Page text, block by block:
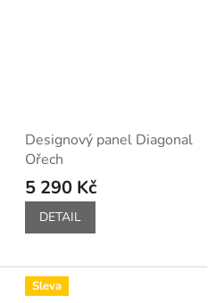
Designový panel Diagonal
Ořech
5 290 Kč
DETAIL
Sleva